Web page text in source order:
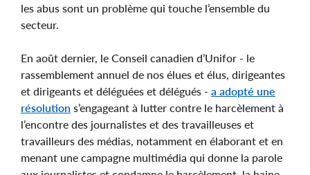
les abus sont un problème qui touche l’ensemble du
secteur.
En août dernier, le Conseil canadien d’Unifor - le
rassemblement annuel de nos élues et élus, dirigeantes
et dirigeants et déléguées et délégués - a adopté une
résolution s’engageant à lutter contre le harcèlement à
l’encontre des journalistes et des travailleuses et
travailleurs des médias, notamment en élaborant et en
menant une campagne multimédia qui donne la parole